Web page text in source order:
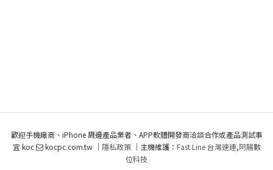
歡迎手機廠商、iPhone 周邊產品業者、APP軟體開發商洽談合作或產品測試事
宜 koc
kocpc.com.tw ｜ 隱私政策｜主機維護： Fast Line 台灣速連,阿腸數
位科技